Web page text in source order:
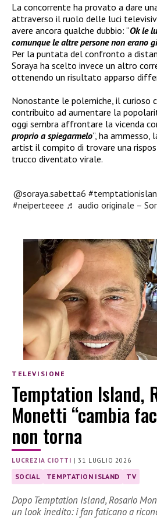
La concorrente ha provato a dare
attraverso il ruolo delle luci
avere ancora qualche dubbio: “Ok le
comunque le altre persone non erano
Per la puntata del confronto a
Soraya ha scelto invece un altro
ottenendo un risultato apparso
Nonostante le polemiche, il curioso
contribuito ad aumentare la
oggi sembra affrontare la vicenda
proprio a spiegarmelo”, ha ammesso,
artist il compito di trovare una
trucco diventato virale.
@soraya.sabetta6
#neiperteeee ♬ audio originale –
TELEVISIONE
Temptation Island,
Monetti “cambia
non torna
LUCREZIA CIOTTI |31 LUGLIO 2026
SOCIAL TEMPTATION ISLAND TV
Dopo Temptation Island, Rosario
un look inedito: i fan faticano a